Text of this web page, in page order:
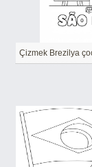
Çizmek Brezilya